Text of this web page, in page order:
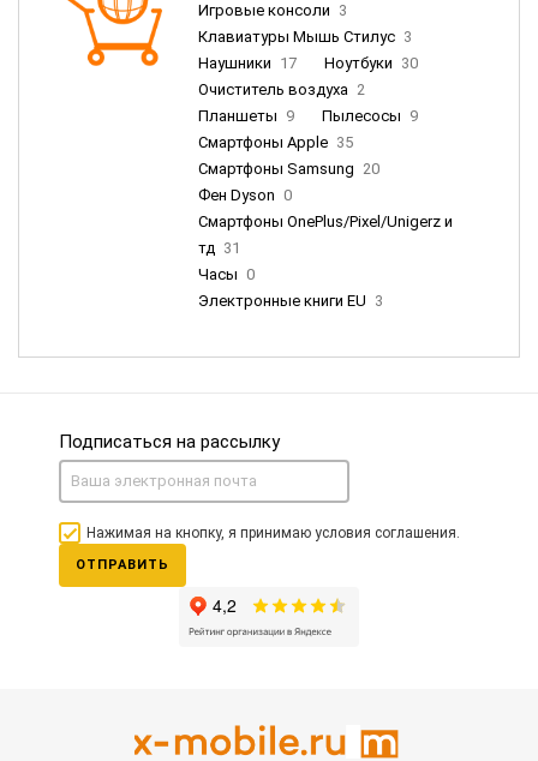
Игровые консоли 3
Клавиатуры Мышь Стилус 3
Наушники 17 Ноутбуки 30
Очиститель воздуха 2
Планшеты 9 Пылесосы 9
Смартфоны Apple 35
Смартфоны Samsung 20
Фен Dyson 0
Смартфоны OnePlus/Pixel/Unigerz и
тд 31
Часы 0
Электронные книги EU 3
Подписаться на рассылку
Нажимая на кнопку, я принимаю условия соглашения.
ОТПРАВИТЬ